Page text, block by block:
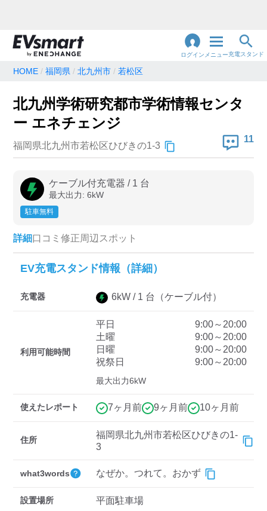
ログイン メニュー充電スタンド
地名・観光スポット・住所で検索
急速充電器のみ表示
高速道路上のみ表示
認証システム
EV充電エネチェンジ e-Mobility Power
三菱ディーラーを表示
日産ディーラーを表示
トヨタディーラーを表
HOME 福岡県 北九州市 若松区
北九州学術研究都市学術情報センタ
ー エネチェンジ
福岡県北九州市若松区ひびきの1-3
11
ケーブル付充電器 / 1 台
最大出力: 6kW
駐車無料
詳細口コミ 修正周辺スポット
EV充電スタンド情報（詳細）
充電器 6kW / 1 台 （ケーブル付）
利用可能時間
平日
9:00～20:00
土曜
9:00～20:00
日曜
9:00～20:00
祝祭日
9:00～20:00
最大出力6kW
使えたレポート 7ヶ月前 9ヶ月前 10ヶ月前
住所
福岡県北九州市若松区ひびきの1-
3
what3words なぜか。つれて。おかず
設置場所 平面駐車場